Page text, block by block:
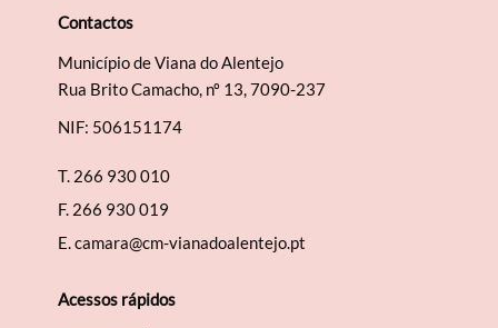
Contactos
Município de Viana do Alentejo
Rua Brito Camacho, nº 13, 7090-237
NIF: 506151174
T. 266 930 010
F. 266 930 019
E.camara@cm-vianadoalentejo.pt
Acessos rápidos